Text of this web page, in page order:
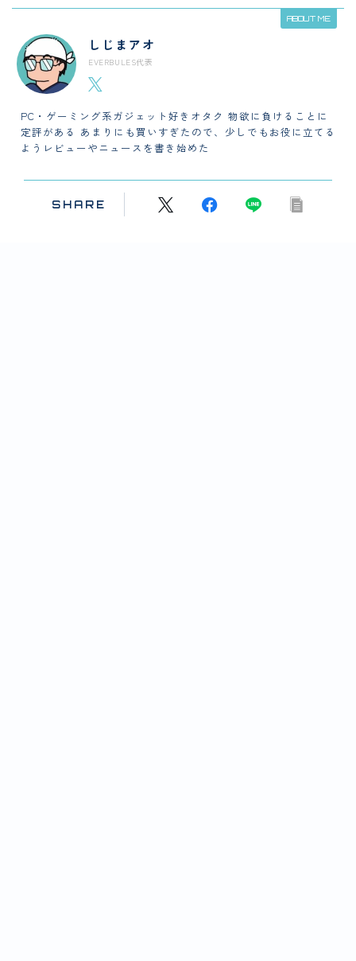
ABOUT ME
しじまアオ
EVERBULES代表
PC・ゲーミング系ガジェット好きオタク 物欲に負けることに
定評がある あまりにも買いすぎたので、少しでもお役に立てる
ようレビューやニュースを書き始めた
SHARE